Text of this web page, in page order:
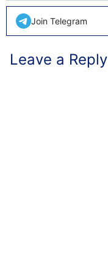
Join Telegram
Leave a Reply